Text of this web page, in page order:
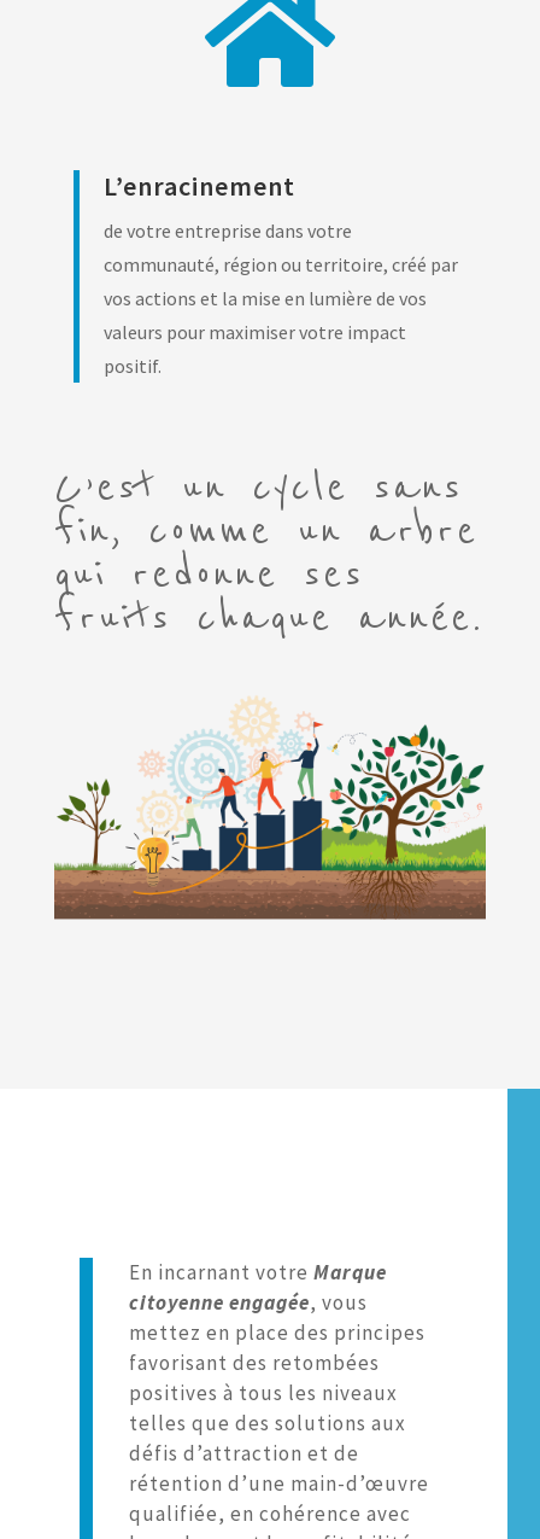

L’enracinement
de votre entreprise dans votre
communauté, région ou territoire, créé par
vos actions et la mise en lumière de vos
valeurs pour maximiser votre impact
positif.
C’est un cycle sans
fin, comme un arbre
qui redonne ses
fruits chaque année.
En incarnant votreMarque
citoyenne engagée, vous
mettez en place des principes
favorisant des retombées
positives à tous les niveaux
telles que des solutions aux
défis d’attraction et de
rétention d’une main-d’œuvre
qualifiée, en cohérence avec